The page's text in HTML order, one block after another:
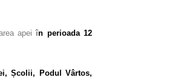
apeiîn perioada 12
Școlii, Podul Vârtos,